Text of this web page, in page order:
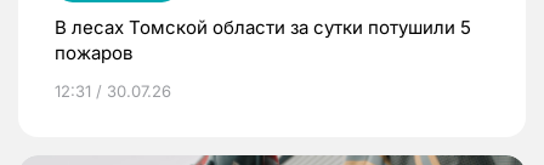
В лесах Томской области за сутки потушили 5
пожаров
12:31 / 30.07.26